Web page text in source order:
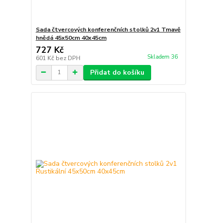
Sada čtvercových konferenčních stolků 2v1 Tmavě
hnědá 45x50cm 40x45cm
727 Kč
601 Kč bez DPH Skladem 36
Přidat do košíku